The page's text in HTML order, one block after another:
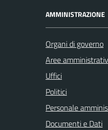
AMMINISTRAZIONE
Organi di governo
Aree
Uffici
Politici
Personale
Documenti e Dati